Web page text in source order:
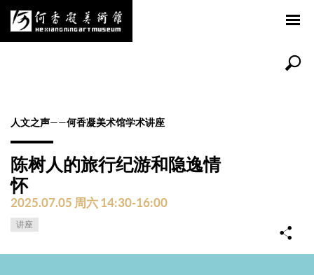
人文之声——何香凝美术馆学术讲座
陈树人的旅行纪游和隐逸情
怀
2025.07.05 周六 14:30-16:00
讲座